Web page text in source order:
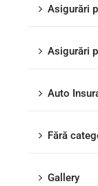
Asigurări
Asigurări
Auto
Fără
Gallery